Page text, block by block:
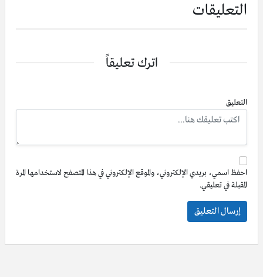
التعليقات
اترك تعليقاً
التعليق
احفظ اسمي، بريدي الإلكتروني، والموقع الإلكتروني في هذا المتصفح لاستخدامها المرة
المقبلة في تعليقي.